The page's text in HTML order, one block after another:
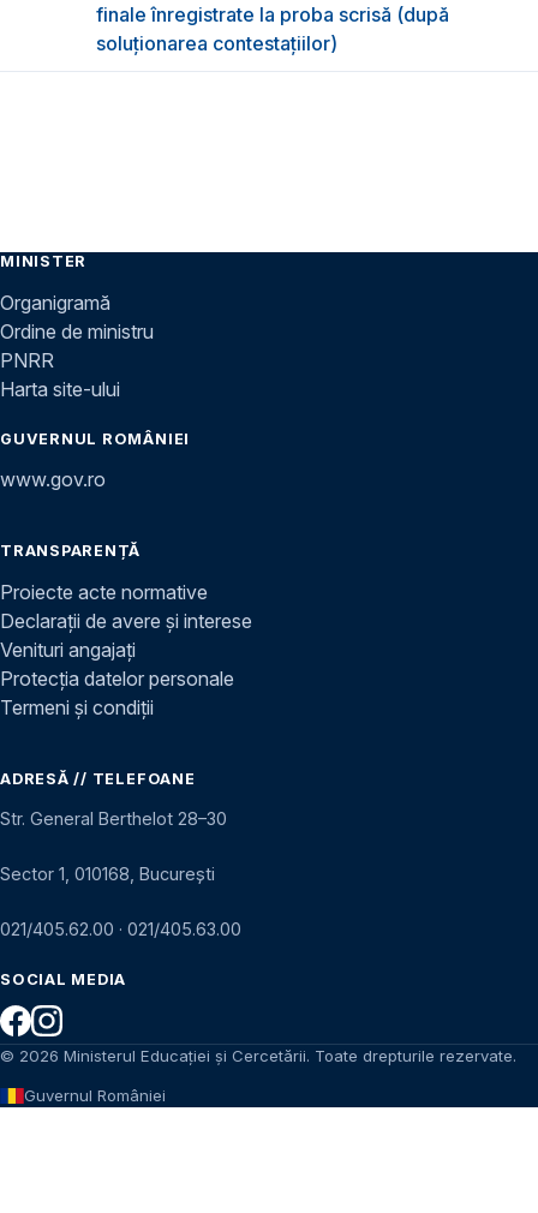
finale înregistrate la proba scrisă (după
soluționarea contestațiilor)
MINISTER
Organigramă
Ordine de ministru
PNRR
Harta site-ului
GUVERNUL ROMÂNIEI
www.gov.ro
TRANSPARENȚĂ
Proiecte acte normative
Declarații de avere și interese
Venituri angajați
Protecția datelor personale
Termeni și condiții
ADRESĂ // TELEFOANE
Str. General Berthelot 28–30
Sector 1, 010168, București
021/405.62.00 · 021/405.63.00
SOCIAL MEDIA
© 2026 Ministerul Educației și Cercetării. Toate drepturile rezervate.
Guvernul României